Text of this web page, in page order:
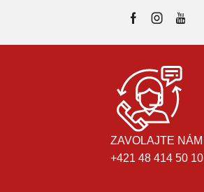
ZAVOLAJTE NÁM
+421 48 414 50 10